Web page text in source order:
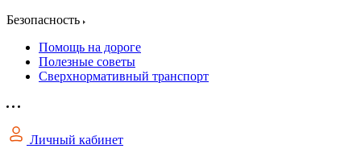
Безопасность
Помощь на дороге
Полезные советы
Сверхнормативный транспорт
Личный кабинет